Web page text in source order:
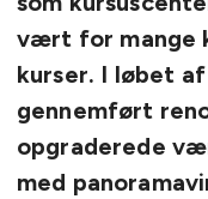
vært for mange
kurser. I løbet
gennemført
opgraderede
med